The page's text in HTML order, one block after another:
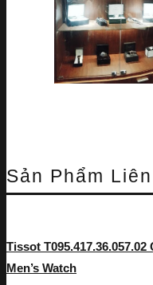
Sản Phẩm
Tissot
Men’s Watch